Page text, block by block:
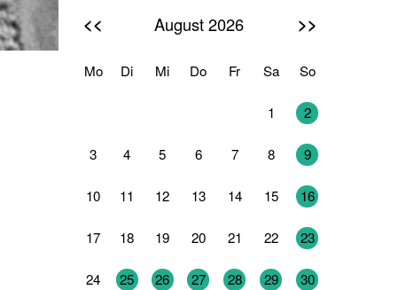
<< August 2026 >>
Mo Di Mi Do Fr Sa So
1 2
3 4 5 6 7 8 9
10 11 12 13 14 15 16
17 18 19 20 21 22 23
24 25 26 27 28 29 30